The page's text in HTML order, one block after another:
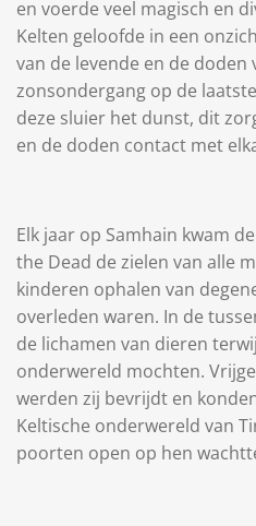
en voerde veel magisch en
Kelten geloofde in een
van de levende en de doden
zonsondergang op de
deze sluier het dunst, dit
en de doden contact met
Elk jaar op Samhain kwam
the Dead de zielen van alle
kinderen ophalen van
overleden waren. In de
de lichamen van dieren
onderwereld mochten.
werden zij bevrijdt en
Keltische onderwereld van
poorten open op hen